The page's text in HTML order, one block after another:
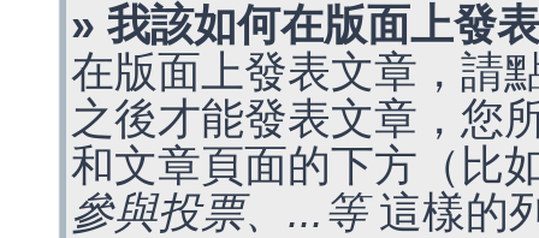
» 我該如何在版面上發
在版面上發表文章，請
之後才能發表文章，您
和文章頁面的下方（比
參與投票、...等這樣的